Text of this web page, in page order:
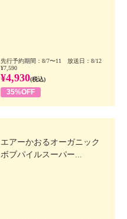
先行予約期間：8/7〜11 放送日：8/12
¥7,590
¥4,930(税込)
35%OFF
エアーかおるオーガニック
ボブパイルスーパー...